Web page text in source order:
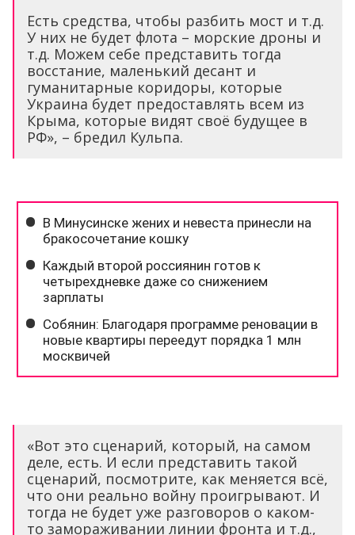
Есть средства, чтобы разбить мост и т.д.
У них не будет флота – морские дроны и
т.д. Можем себе представить тогда
восстание, маленький десант и
гуманитарные коридоры, которые
Украина будет предоставлять всем из
Крыма, которые видят своё будущее в
РФ», – бредил Кульпа.
«Вот это сценарий, который, на самом
деле, есть. И если представить такой
сценарий, посмотрите, как меняется всё,
что они реально войну проигрывают. И
тогда не будет уже разговоров о каком-
то замораживании линии фронта и т.д.,